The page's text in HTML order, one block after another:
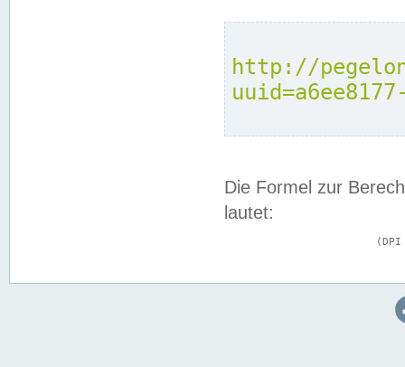
http://
Die Formel zur
lautet: